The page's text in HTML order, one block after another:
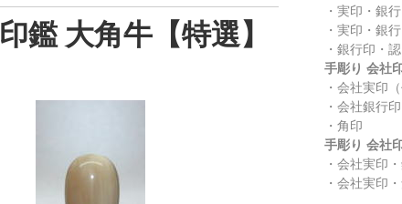
鑑 大角牛【特選】
・実印・銀
・実印・銀
・銀行印・
手彫り 会社
・会社実印
・会社銀行印
・角印
手彫り 会社
・会社実印
・会社実印